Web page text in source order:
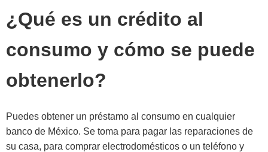
¿Qué es un crédito al
consumo y cómo se puede
obtenerlo?
Puedes obtener un préstamo al consumo en cualquier
banco de México. Se toma para pagar las reparaciones de
su casa, para comprar electrodomésticos o un teléfono y